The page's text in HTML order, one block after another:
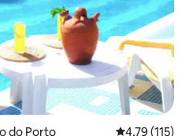
do Porto 4,79 de uma
4,79 (115)